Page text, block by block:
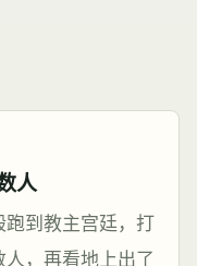
人
到教主宫廷，打
，再看地上出了